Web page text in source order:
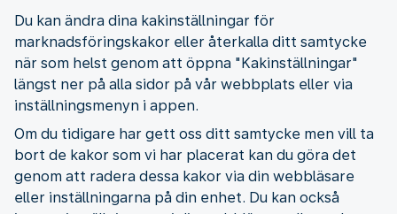
Du kan ändra dina kakinställningar för
marknadsföringskakor eller återkalla ditt samtycke
när som helst genom att öppna "Kakinställningar"
längst ner på alla sidor på vår webbplats eller via
inställningsmenyn i appen.
Om du tidigare har gett oss ditt samtycke men vill ta
bort de kakor som vi har placerat kan du göra det
genom att radera dessa kakor via din webbläsare
eller inställningarna på din enhet. Du kan också